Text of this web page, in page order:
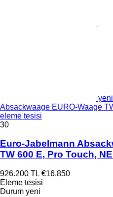
Absackwaage EURO-Waage
eleme tesisi
30
Euro-Jabelmann
TW 600 E, Pro Touch,
926.200 TL €16.850
Eleme tesisi
Durum yeni